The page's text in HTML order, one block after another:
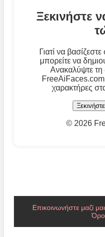
Ξεκινήστε
Γιατί να
μπορείτε να
Ανακαλύψτε τη
FreeAiFaces.com
χαρακτήρες
© 2026
Επικοινωνήστε μαζί